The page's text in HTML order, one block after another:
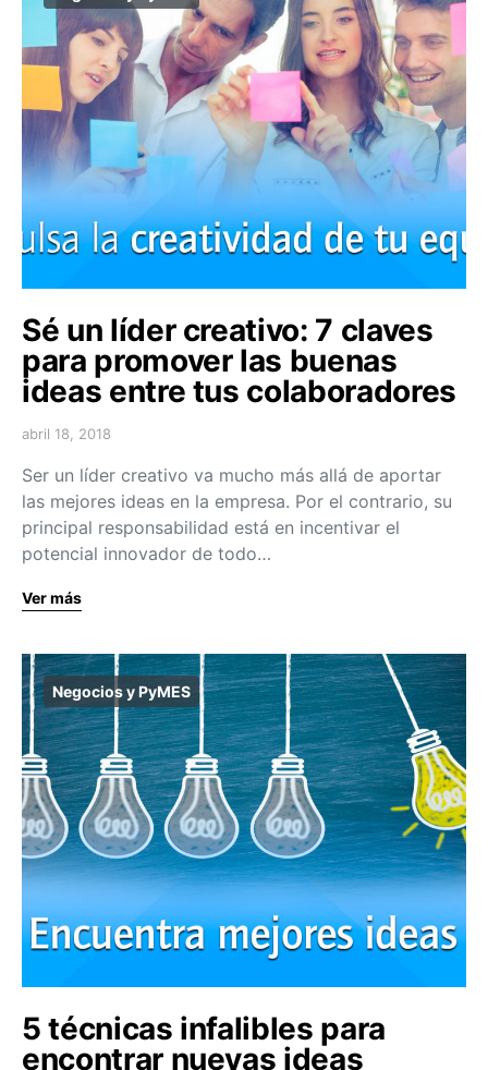
Sé un líder creativo: 7 claves
para promover las buenas
ideas entre tus colaboradores
abril 18, 2018
Ser un líder creativo va mucho más allá de aportar
las mejores ideas en la empresa. Por el contrario, su
principal responsabilidad está en incentivar el
potencial innovador de todo…
Ver más
Negocios y PyMES
5 técnicas infalibles para
encontrar nuevas ideas